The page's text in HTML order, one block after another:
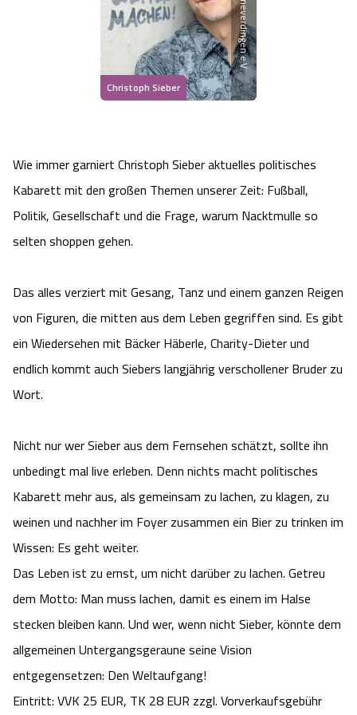
Heideflächen
Freizeitparks
Vital Urlaub
Hotels
Ferienhäuser
Camping
Urlaub mit Hund
Kataloge
Videos
Shop
Naturpark Südheide
Naturerlebnis im Frühling
Naturerlebnis im Sommer
Naturerlebnis im Winter
Wandern
Reiten
Regionale Küche
Unterkünfte
Naturhotels
Urlaub mit Hund
Quad Bahn Bispingen
Kletterparks
Heide Himmel Baumwipfelpfad
Adventure Schnucken Golf
Serengeti Park
Weltvogelpark Walsrode
Wildpark Lüneburger Heide
Otter Zentrum
Wildpark Müden
Ralf Schumacher Kart & Bowl
Das verrückte Haus
Abenteuerland Trampolin-Park
Thermen
Vegan, Fasten & Co.
Balance
Wellness-Unterkünfte
Hotels mit Schwimmbad
THERMEplus® Unterkünfte
Die Hansestadt Lüneburg
Sehenswürdigkeiten Lüneburg
Kulinarisches Lüneburg
Veranstaltungen & Führungen Lüneburg
Die Residenzstadt Celle
Sehenswürdigkeiten Celle
Unterkünfte Celle
Veranstaltungen & Führungen Celle
Hoher Kontrast Modus:
Christoph Sieber
Wie immer garniert Christoph Sieber aktuelles politisches
Kabarett mit den großen Themen unserer Zeit: Fußball,
Politik, Gesellschaft und die Frage, warum Nacktmulle so
selten shoppen gehen.
Das alles verziert mit Gesang, Tanz und einem ganzen Reigen
von Figuren, die mitten aus dem Leben gegriffen sind. Es gibt
ein Wiedersehen mit Bäcker Häberle, Charity-Dieter und
endlich kommt auch Siebers langjährig verschollener Bruder zu
Wort.
Nicht nur wer Sieber aus dem Fernsehen schätzt, sollte ihn
unbedingt mal live erleben. Denn nichts macht politisches
Kabarett mehr aus, als gemeinsam zu lachen, zu klagen, zu
weinen und nachher im Foyer zusammen ein Bier zu trinken im
Wissen: Es geht weiter.
Das Leben ist zu ernst, um nicht darüber zu lachen. Getreu
dem Motto: Man muss lachen, damit es einem im Halse
stecken bleiben kann. Und wer, wenn nicht Sieber, könnte dem
allgemeinen Untergangsgeraune seine Vision
entgegensetzen: Den Weltaufgang!
Eintritt: VVK 25 EUR, TK 28 EUR zzgl. Vorverkaufsgebühr